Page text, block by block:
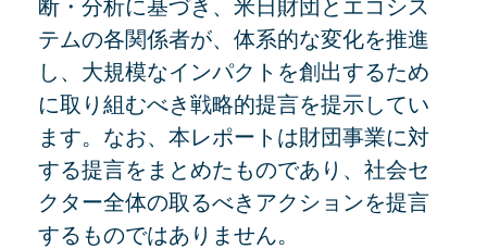
断・分析に基づき、米日財団とエコシス
テムの各関係者が、体系的な変化を推進
し、大規模なインパクトを創出するため
に取り組むべき戦略的提言を提示してい
ます。なお、本レポートは財団事業に対
する提言をまとめたものであり、社会セ
クター全体の取るべきアクションを提言
するものではありません。